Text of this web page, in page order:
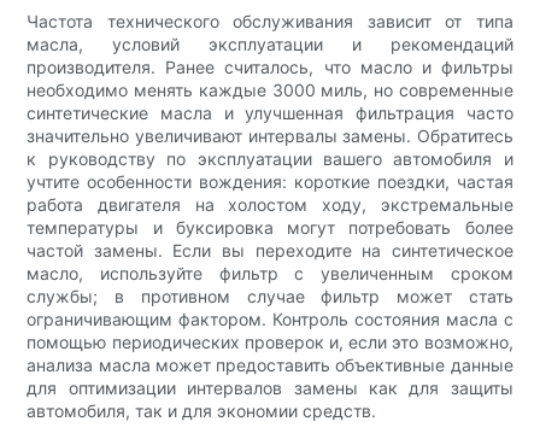
Частота технического обслуживания зависит от типа
масла, условий эксплуатации и рекомендаций
производителя. Ранее считалось, что масло и фильтры
необходимо менять каждые 3000 миль, но современные
синтетические масла и улучшенная фильтрация часто
значительно увеличивают интервалы замены. Обратитесь
к руководству по эксплуатации вашего автомобиля и
учтите особенности вождения: короткие поездки, частая
работа двигателя на холостом ходу, экстремальные
температуры и буксировка могут потребовать более
частой замены. Если вы переходите на синтетическое
масло, используйте фильтр с увеличенным сроком
службы; в противном случае фильтр может стать
ограничивающим фактором. Контроль состояния масла с
помощью периодических проверок и, если это возможно,
анализа масла может предоставить объективные данные
для оптимизации интервалов замены как для защиты
автомобиля, так и для экономии средств.